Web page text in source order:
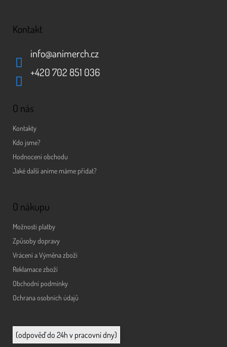
Kontakt
info@animerch.cz
+420 702 851 036
O nás
Kontakty
Kdo jsme?
Hodnocení obchodu
Jaké další anime máme přidat?
O nákupu
Možnosti platby
Způsoby dopravy
Vrácení a Výměna zboží
Reklamace zboží
Obchodní podmínky
Ochrana osobních údajů
info@animerch.cz
(odpověď do 24h v pracovní dny)